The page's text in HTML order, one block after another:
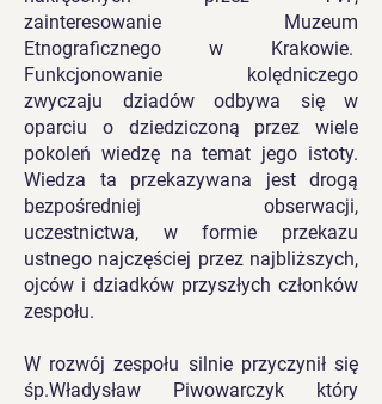
zainteresowanie Muzeum
Etnograficznego w Krakowie.
Funkcjonowanie kolędniczego
zwyczaju dziadów odbywa się w
oparciu o dziedziczoną przez wiele
pokoleń wiedzę na temat jego istoty.
Wiedza ta przekazywana jest drogą
bezpośredniej obserwacji,
uczestnictwa, w formie przekazu
ustnego najczęściej przez najbliższych,
ojców i dziadków przyszłych członków
zespołu.
W rozwój zespołu silnie przyczynił się
śp.Władysław Piwowarczyk który